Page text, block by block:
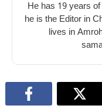
He has 19 years
he is the Editor in
lives in